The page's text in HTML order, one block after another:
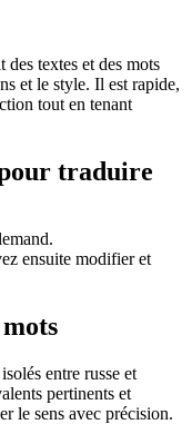
textes et des mots
et le style. Il est rapide,
tout en tenant
traduire
ensuite modifier et
entre russe et
pertinents et
le sens avec précision.